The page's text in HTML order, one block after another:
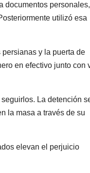
documentos
utilizó esa
y la puerta de
en efectivo junto con
La detención
la masa a través de su
​​elevan el perjuicio